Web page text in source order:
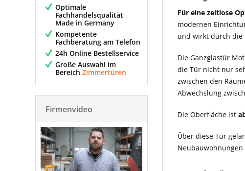
Optimale
Fachhandelsqualität
Made in Germany
Kompetente
Fachberatung am Telefon
24h Online Bestellservice
Große Auswahl im
Bereich Zimmertüren
Firmenvideo
Für eine zeitlose
modernen
und wirkt durch die
Die Ganzglastür
die Tür nicht nur
zwischen den
Abwechslung
Die Oberfläche ist
Über diese Tür